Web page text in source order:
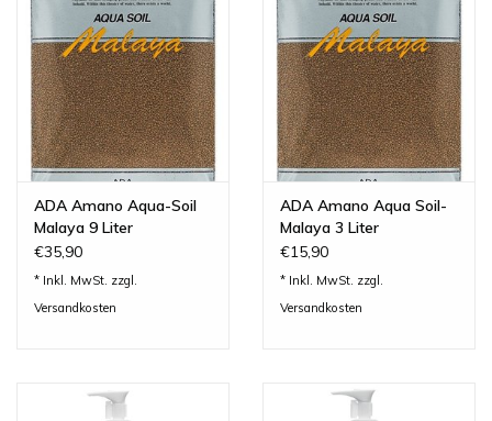
ADA Amano Aqua-Soil
Malaya 9 Liter
€35,90
* Inkl. MwSt. zzgl.
Versandkosten
ADA Amano Aqua Soil-
Malaya 3 Liter
€15,90
* Inkl. MwSt. zzgl.
Versandkosten